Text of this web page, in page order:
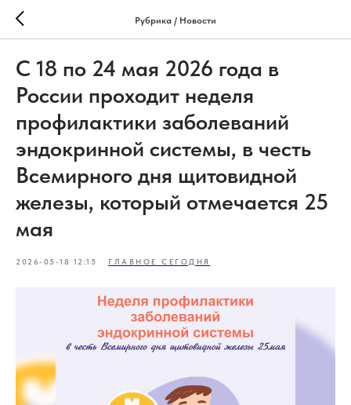
Рубрика / Новости
С 18 по 24 мая 2026 года в
России проходит неделя
профилактики заболеваний
эндокринной системы, в честь
Всемирного дня щитовидной
железы, который отмечается 25
мая
2026-05-18 12:15 ГЛАВНОЕ СЕГОДНЯ